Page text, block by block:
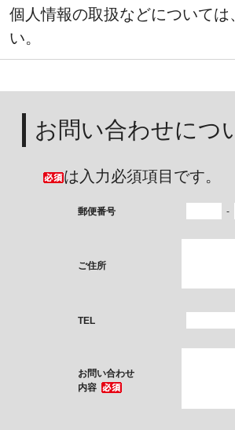
個人情報の取扱などについては
い。
お問い合わせにつ
は入力必須項目です。
郵便番号 -
ご住所
TEL
お問い合わせ
内容